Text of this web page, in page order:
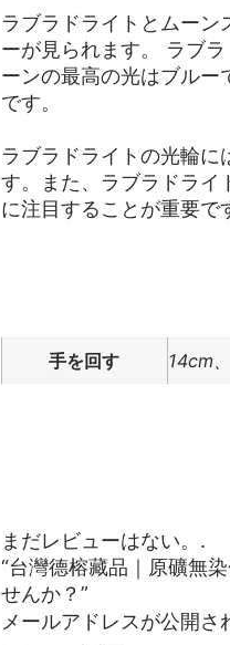
ラブラドライトとムーン
ーが見られます。 ラブ
ーンの最高の光はブルー
です。
ラブラドライトの光輪
す。また、ラブラドライ
に注目することが重要で
手を回す 14cm
まだレビューはない。.
“台灣德榕藏品｜原礦無
せんか？”
メールアドレスが公開さ